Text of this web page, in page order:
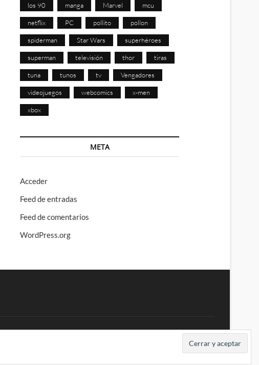
los 90 manga Marvel mcu
netflix PC pollito pollon
spiderman Star Wars superhéroes
superman televisión thor tiras
tuna tunos tv Vengadores
videojuegos webcomics x-men
xbox
META
Acceder
Feed de entradas
Feed de comentarios
WordPress.org